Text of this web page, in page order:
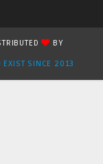
BY
EXIST SINCE 2013